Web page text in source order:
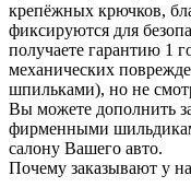
крепёжных крючков,
фиксируются для
получаете гарантию 1
механических
шпильками), но не
Вы можете дополнить
фирменными
салону Вашего авто.
Почему заказывают у